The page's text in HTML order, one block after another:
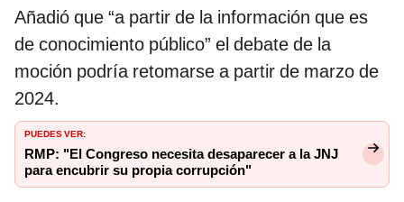
Añadió que “a partir de la información que es
de conocimiento público” el debate de la
moción podría retomarse a partir de marzo de
2024.
PUEDES VER:
RMP: "El Congreso necesita desaparecer a la JNJ
para encubrir su propia corrupción"